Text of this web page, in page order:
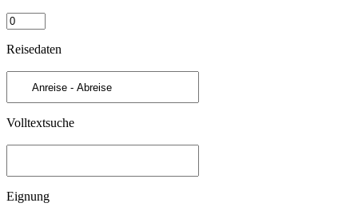
Reisedaten
Volltextsuche
Eignung